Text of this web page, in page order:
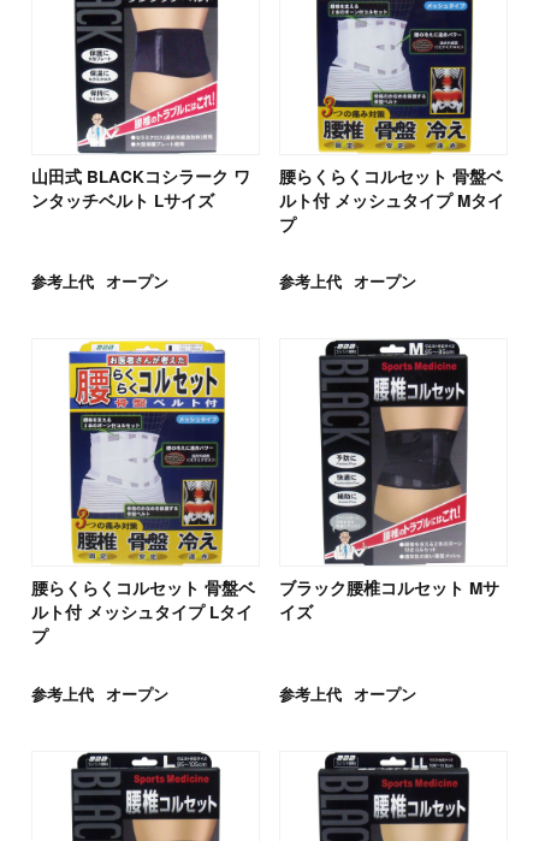
山田式 BLACKコシラーク ワ
ンタッチベルト Lサイズ
参考上代 オープン
腰らくらくコルセット 骨盤ベ
ルト付 メッシュタイプ Mタイ
プ
参考上代 オープン
腰らくらくコルセット 骨盤ベ
ルト付 メッシュタイプ Lタイ
プ
参考上代 オープン
ブラック腰椎コルセット Mサ
イズ
参考上代 オープン